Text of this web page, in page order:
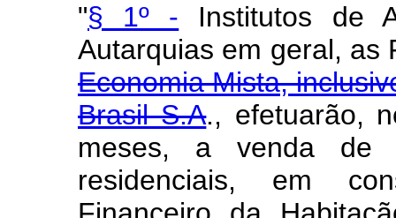
"§ 1º - Institutos de
Autarquias em geral, as
Economia Mista,
Brasil S.A., efetuarão,
meses, a venda de
residenciais, em